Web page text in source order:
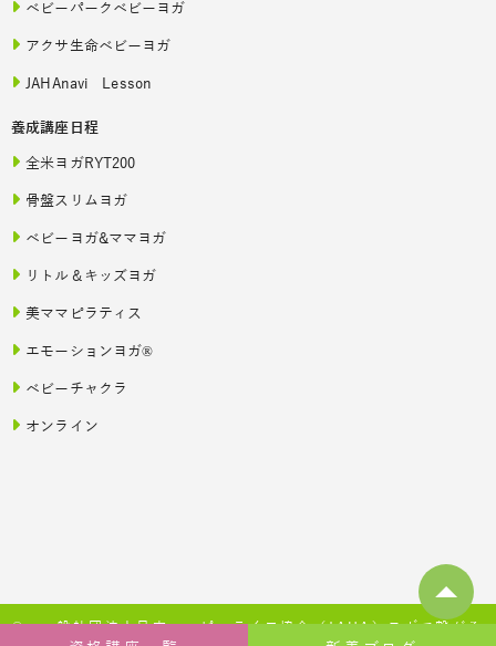
ベビーパークベビーヨガ
アクサ生命ベビーヨガ
JAHAnavi Lesson
養成講座日程
全米ヨガRYT200
骨盤スリムヨガ
ベビーヨガ&ママヨガ
リトル＆キッズヨガ
美ママピラティス
エモーションヨガ®
ベビーチャクラ
オンライン
© 一般社団法人日本ハッピーライフ協会（JAHA）ヨガで繋がる